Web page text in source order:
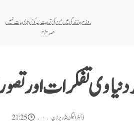
روز مرہ زندگی میں من کی تربیت: یہ کوئی بڑی بات نہیں
حصہ ۳ / ۳
تفکرات اور
ڈاکٹر الیگزینڈر برزن 21:25